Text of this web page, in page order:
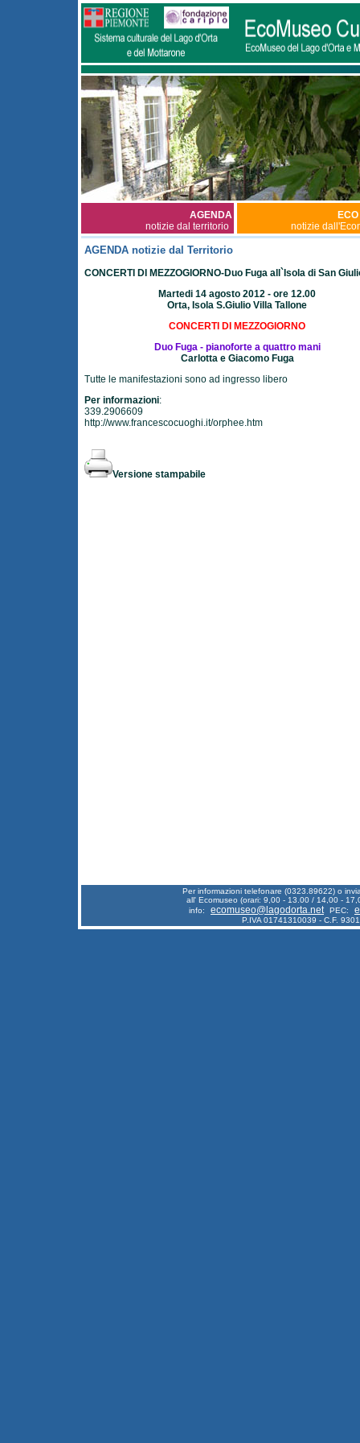
AGENDA
notizie dal territorio
notizie
AGENDA notizie dal Territorio
CONCERTI DI MEZZOGIORNO-Duo Fuga all`Isola di San
Martedi 14 agosto 2012 - ore 12.00
Orta, Isola S.Giulio Villa Tallone
CONCERTI DI MEZZOGIORNO
Duo Fuga - pianoforte a quattro mani
Carlotta e Giacomo Fuga
Tutte le manifestazioni sono ad ingresso libero
Per informazioni:
339.2906609
http://www.francescocuoghi.it/orphee.htm
Versione stampabile
Per informazioni telefonare (0323.89622) o
all' Ecomuseo (orari: 9,00 - 13.00 / 14,00 -
info:
ecomuseo@lagodorta.net PEC:
P.IVA 01741310039 - C.F.